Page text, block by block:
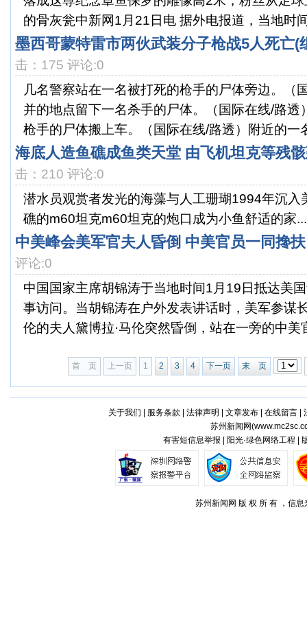
的骨灰瓮中新网1月21日电 据外电报道，当地时
墨西哥蒙特雷市两伙武装分子枪战5人死亡(
击：175 评论:0
几名警察站在一名被打死的枪手的尸体旁边。（
并的地点留下一名杀手的尸体。（国际在线/路透
枪手的尸体搬上车。（国际在线/路透）附近的一
海底人造鱼礁成鱼类天堂 由飞机坦克等残
击：210 评论:0
潜水员观赏者发光的海藻与人工珊瑚1994年沉入
礁的m60坦克m60坦克的炮口成为小鱼舒适的家...
中美峰会美军官夫人昏倒 中美官员一同搀扶
评论:0
中国国家主席胡锦涛于当地时间1月19日抵达美
事访问。当胡锦涛在户外发表讲话时，美军参谋
伦的夫人黛博拉·马伦突然昏倒，站在一旁的中美
首 页 上一页 1 2 3 4 下一页 末 页
关于我们 服务条款 法律声明 文章发布| 在线留言|
苏州新闻网(
有害短信息举报 | 阳光·绿色网络工程 |
苏州新闻网 版 权 所 有 ，信